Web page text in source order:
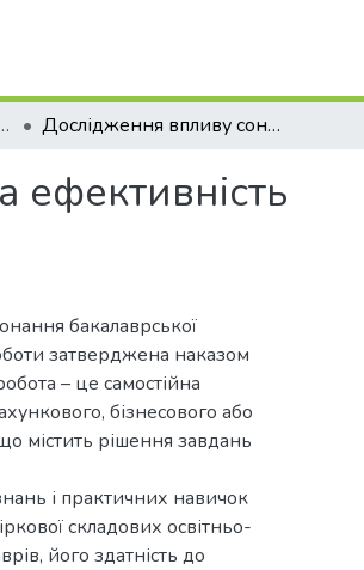
і мережі" Дослідження впливу сонячних трекерів на ефективність фотоелектричних панелей
ефективність
бакалаврської
затверджена наказом
– це самостійна
бізнесового або
містить рішення завдань
і практичних навичок
складових освітньо-
його здатність до